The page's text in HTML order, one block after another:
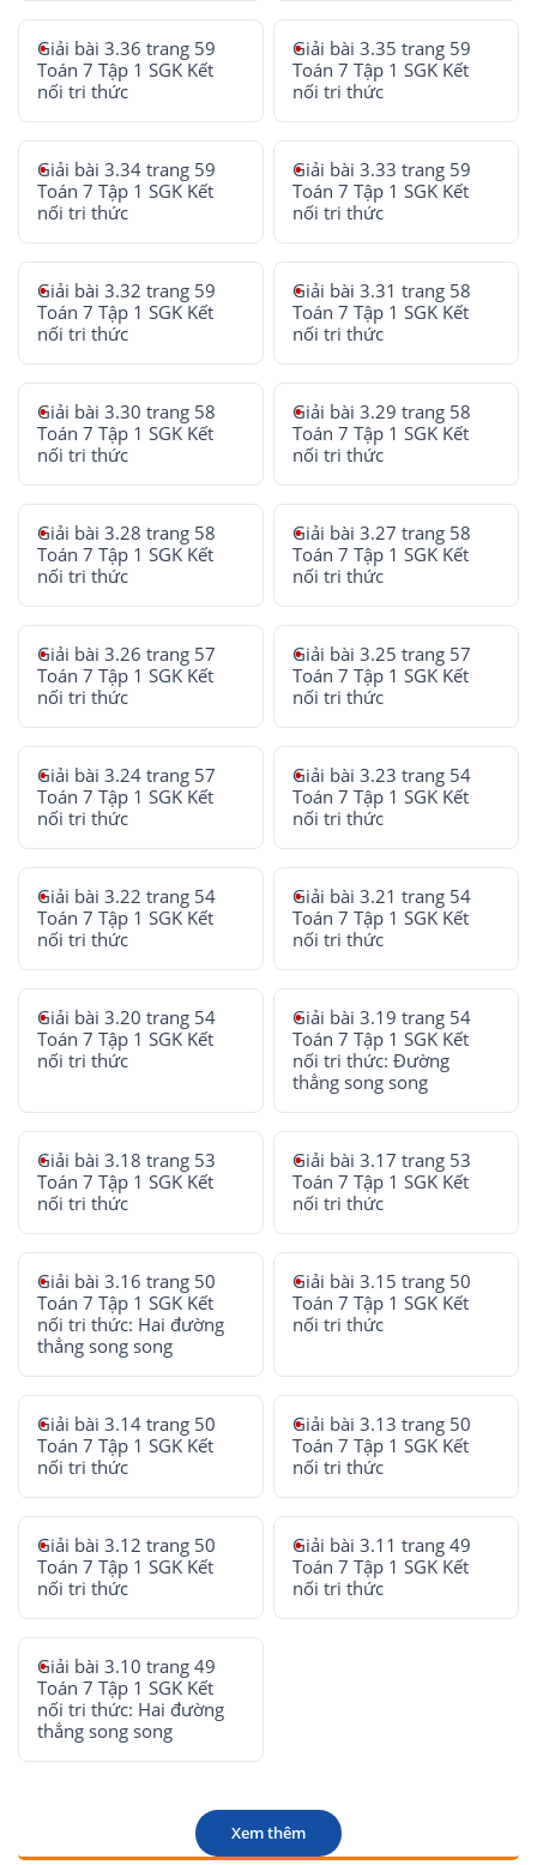
Giải bài 3.36 trang 59
Toán 7 Tập 1 SGK Kết
nối tri thức
Giải bài 3.35 trang 59
Toán 7 Tập 1 SGK Kết
nối tri thức
Giải bài 3.34 trang 59
Toán 7 Tập 1 SGK Kết
nối tri thức
Giải bài 3.33 trang 59
Toán 7 Tập 1 SGK Kết
nối tri thức
Giải bài 3.32 trang 59
Toán 7 Tập 1 SGK Kết
nối tri thức
Giải bài 3.31 trang 58
Toán 7 Tập 1 SGK Kết
nối tri thức
Giải bài 3.30 trang 58
Toán 7 Tập 1 SGK Kết
nối tri thức
Giải bài 3.29 trang 58
Toán 7 Tập 1 SGK Kết
nối tri thức
Giải bài 3.28 trang 58
Toán 7 Tập 1 SGK Kết
nối tri thức
Giải bài 3.27 trang 58
Toán 7 Tập 1 SGK Kết
nối tri thức
Giải bài 3.26 trang 57
Toán 7 Tập 1 SGK Kết
nối tri thức
Giải bài 3.25 trang 57
Toán 7 Tập 1 SGK Kết
nối tri thức
Giải bài 3.24 trang 57
Toán 7 Tập 1 SGK Kết
nối tri thức
Giải bài 3.23 trang 54
Toán 7 Tập 1 SGK Kết
nối tri thức
Giải bài 3.22 trang 54
Toán 7 Tập 1 SGK Kết
nối tri thức
Giải bài 3.21 trang 54
Toán 7 Tập 1 SGK Kết
nối tri thức
Giải bài 3.20 trang 54
Toán 7 Tập 1 SGK Kết
nối tri thức
Giải bài 3.19 trang 54
Toán 7 Tập 1 SGK Kết
nối tri thức: Đường
thẳng song song
Giải bài 3.18 trang 53
Toán 7 Tập 1 SGK Kết
nối tri thức
Giải bài 3.17 trang 53
Toán 7 Tập 1 SGK Kết
nối tri thức
Giải bài 3.16 trang 50
Toán 7 Tập 1 SGK Kết
nối tri thức: Hai đường
thẳng song song
Giải bài 3.15 trang 50
Toán 7 Tập 1 SGK Kết
nối tri thức
Giải bài 3.14 trang 50
Toán 7 Tập 1 SGK Kết
nối tri thức
Giải bài 3.13 trang 50
Toán 7 Tập 1 SGK Kết
nối tri thức
Giải bài 3.12 trang 50
Toán 7 Tập 1 SGK Kết
nối tri thức
Giải bài 3.11 trang 49
Toán 7 Tập 1 SGK Kết
nối tri thức
Giải bài 3.10 trang 49
Toán 7 Tập 1 SGK Kết
nối tri thức: Hai đường
thẳng song song
Xem thêm